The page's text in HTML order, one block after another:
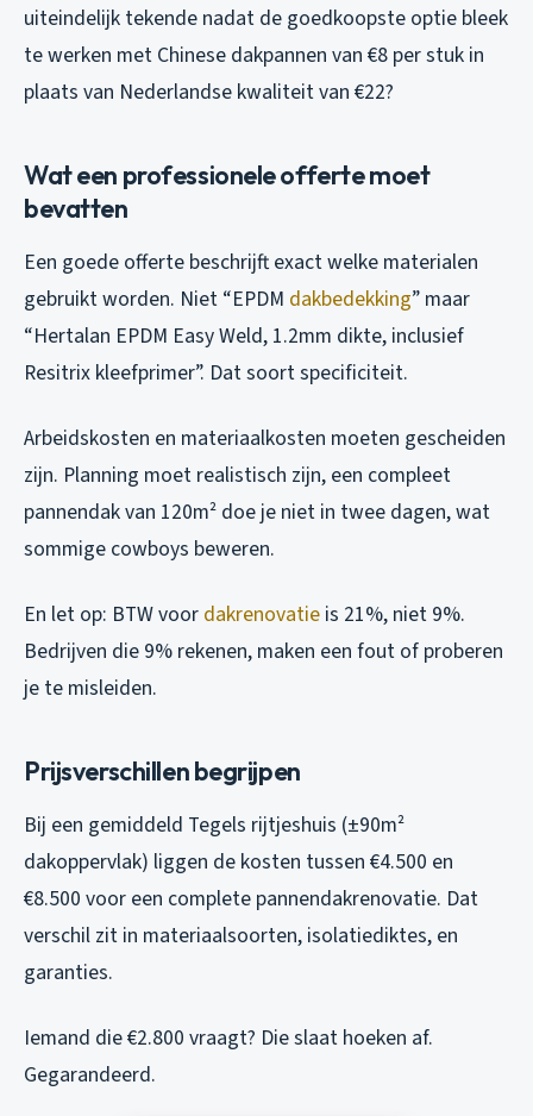
uiteindelijk tekende nadat de goedkoopste optie bleek
te werken met Chinese dakpannen van €8 per stuk in
plaats van Nederlandse kwaliteit van €22?
Wat een professionele offerte moet
bevatten
Een goede offerte beschrijft exact welke materialen
gebruikt worden. Niet “EPDM dakbedekking” maar
“Hertalan EPDM Easy Weld, 1.2mm dikte, inclusief
Resitrix kleefprimer”. Dat soort specificiteit.
Arbeidskosten en materiaalkosten moeten gescheiden
zijn. Planning moet realistisch zijn, een compleet
pannendak van 120m² doe je niet in twee dagen, wat
sommige cowboys beweren.
En let op: BTW voor dakrenovatie is 21%, niet 9%.
Bedrijven die 9% rekenen, maken een fout of proberen
je te misleiden.
Prijsverschillen begrijpen
Bij een gemiddeld Tegels rijtjeshuis (±90m²
dakoppervlak) liggen de kosten tussen €4.500 en
€8.500 voor een complete pannendakrenovatie. Dat
verschil zit in materiaalsoorten, isolatiediktes, en
garanties.
Iemand die €2.800 vraagt? Die slaat hoeken af.
Gegarandeerd.